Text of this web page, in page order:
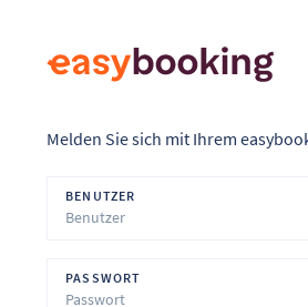
Melden Sie sich mit Ihrem
BENUTZER
PASSWORT